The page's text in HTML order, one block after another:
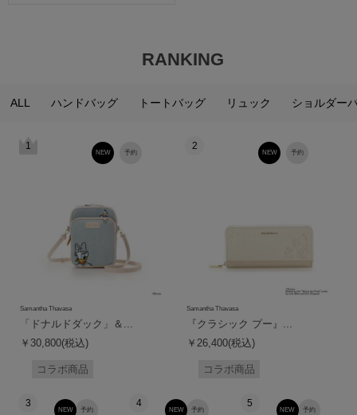
RANKING
ALL ハンドバッグ トートバッグ リュック ショルダー
1
予約
NEW
Samantha Thavasa
「ドナルドダック」＆...
￥30,800(税込)
コラボ商品
2
予約
NEW
Samantha Thavasa
『クラシック プー』...
￥26,400(税込)
コラボ商品
3
予約
NEW
4
予約
NEW
5
予約
NEW